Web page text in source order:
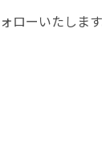
ーいたしま